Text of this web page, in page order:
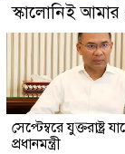
স্কালোনিই আমার
সেপ্টেম্বরে যুক্তরাষ্ট্র
প্রধানমন্ত্রী